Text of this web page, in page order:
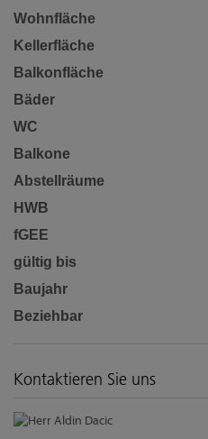
Wohnfläche
Kellerfläche
Balkonfläche
Bäder
WC
Balkone
Abstellräume
HWB
fGEE
gültig bis
Baujahr
Beziehbar
Kontaktieren Sie uns